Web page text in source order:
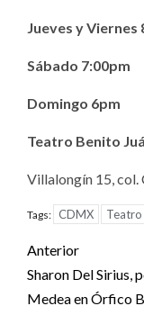
Jueves y Viernes
Sábado 7:00pm
Domingo 6pm
Teatro Benito
Villalongín 15, col.
Tags: CDMX Teatro
Post
Anterior
Sharon Del Sirius,
Medea en Órfico